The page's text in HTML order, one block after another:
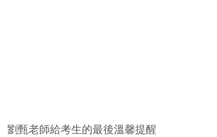
劉甄老師給考生的最後溫馨提醒